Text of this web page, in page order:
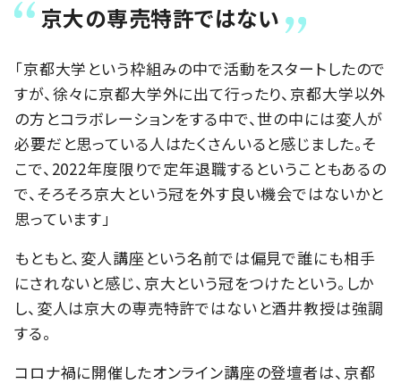
京大の専売特許ではない
「京都大学という枠組みの中で活動をスタートしたので
すが、徐々に京都大学外に出て行ったり、京都大学以外
の方とコラボレーションをする中で、世の中には変人が
必要だと思っている人はたくさんいると感じました。そ
こで、2022年度限りで定年退職するということもあるの
で、そろそろ京大という冠を外す良い機会ではないかと
思っています」
もともと、変人講座という名前では偏見で誰にも相手
にされないと感じ、京大という冠をつけたという。しか
し、変人は京大の専売特許ではないと酒井教授は強調
する。
コロナ禍に開催したオンライン講座の登壇者は、京都